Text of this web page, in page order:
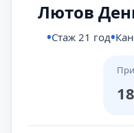
Лютов
Стаж 21 год